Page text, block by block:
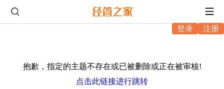
登录 注册
抱歉，指定的主题不存在或已被删除或正在被审核!
点击此链接进行跳转